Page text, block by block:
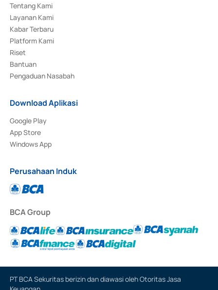
Tentang Kami
Layanan Kami
Kabar Terbaru
Platform Kami
Riset
Bantuan
Pengaduan Nasabah
Download Aplikasi
Google Play
App Store
Windows App
Perusahaan Induk
BCA Group
PT BCA Sekuritas berizin dan diawasi oleh Otoritas Jasa